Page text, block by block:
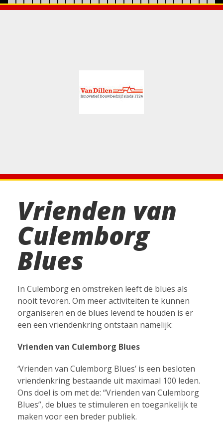
Vrienden van
Culemborg
Blues
In Culemborg en omstreken leeft de blues als
nooit tevoren. Om meer activiteiten te kunnen
organiseren en de blues levend te houden is er
een een vriendenkring ontstaan namelijk:
Vrienden van Culemborg Blues
‘Vrienden van Culemborg Blues’ is een besloten
vriendenkring bestaande uit maximaal 100 leden.
Ons doel is om met de: “Vrienden van Culemborg
Blues”, de blues te stimuleren en toegankelijk te
maken voor een breder publiek.